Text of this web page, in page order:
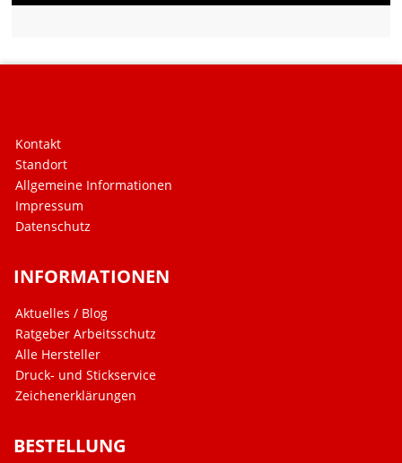
Kontakt
Standort
Allgemeine Informationen
Impressum
Datenschutz
INFORMATIONEN
Aktuelles / Blog
Ratgeber Arbeitsschutz
Alle Hersteller
Druck- und Stickservice
Zeichenerklärungen
BESTELLUNG